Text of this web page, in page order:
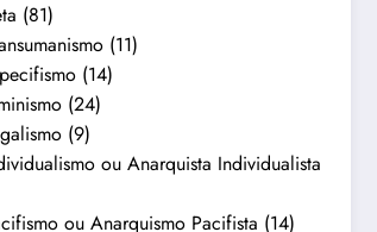
(81)
(11)
(14)
(24)
(9)
ou Anarquista Individualista
ou Anarquismo Pacifista (14)